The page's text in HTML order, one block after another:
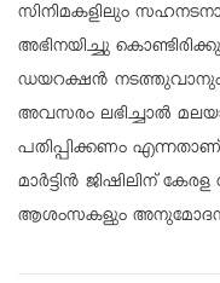
സിനിമകളിലും
അഭിനയിച്ചു
ഡയറക്ഷൻ നടത്തുവാനും
അവസരം ലഭിച്ചാൽ
പതിപ്പിക്കണം എന്നതാണ്
മാർട്ടിൻ ജിഷിലിന്
ആശംസകളും